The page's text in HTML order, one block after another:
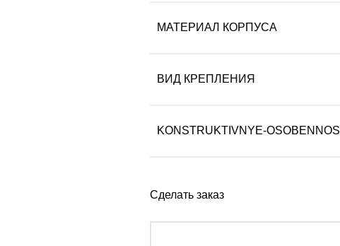
МАТЕРИАЛ КОРПУСА
ВИД КРЕПЛЕНИЯ
KONSTRUKTIVNYE-OSOBENNOS
Сделать заказ